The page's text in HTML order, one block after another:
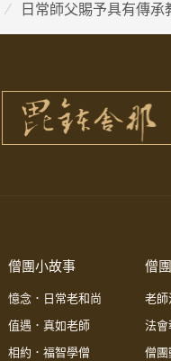
日常師父賜予具有傳
僧團小故事
憶念．日常老和尚
值遇．真如老師
相約．福智學僧
僧
老師
法會
僧團